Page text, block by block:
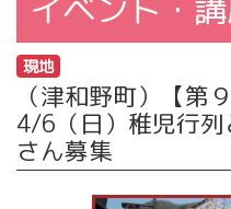
現地
（津和野町）【第
4/6（日）稚児行
さん募集